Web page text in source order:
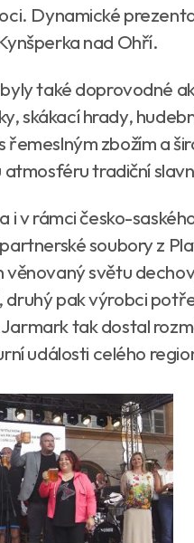
Dynamické
nad Ohří.
také doprovodné
skákací hrady,
řemeslným zbožím a
atmosféru tradiční
i v rámci česko-
soubory z
světu
pak výrobci
tak dostal
události celého